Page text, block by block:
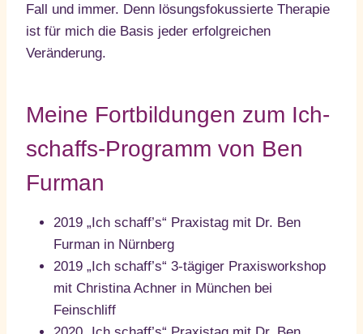
Fall und immer. Denn lösungsfokussierte Therapie
ist für mich die Basis jeder erfolgreichen
Veränderung.
Meine Fortbildungen zum Ich-
schaffs-Programm von Ben
Furman
2019 „Ich schaff’s“ Praxistag mit Dr. Ben
Furman in Nürnberg
2019 „Ich schaff’s“ 3-tägiger Praxisworkshop
mit Christina Achner in München bei
Feinschliff